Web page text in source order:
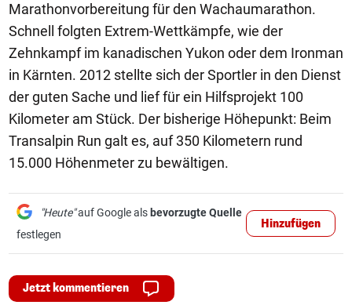
Marathonvorbereitung für den Wachaumarathon.
Schnell folgten Extrem-Wettkämpfe, wie der
Zehnkampf im kanadischen Yukon oder dem Ironman
in Kärnten. 2012 stellte sich der Sportler in den Dienst
der guten Sache und lief für ein Hilfsprojekt 100
Kilometer am Stück. Der bisherige Höhepunkt: Beim
Transalpin Run galt es, auf 350 Kilometern rund
15.000 Höhenmeter zu bewältigen.
"Heute"auf Google als bevorzugte Quelle
festlegen
Hinzufügen
Jetzt kommentieren